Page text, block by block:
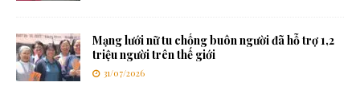
Mạng lưới nữ tu chống buôn người đã hỗ trợ 1,2
triệu người trên thế giới
31/07/2026